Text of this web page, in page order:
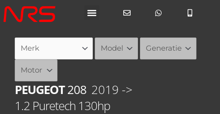
Ga
naar
PEUGEOT208 2019 ->
1.2 Puretech 130hp